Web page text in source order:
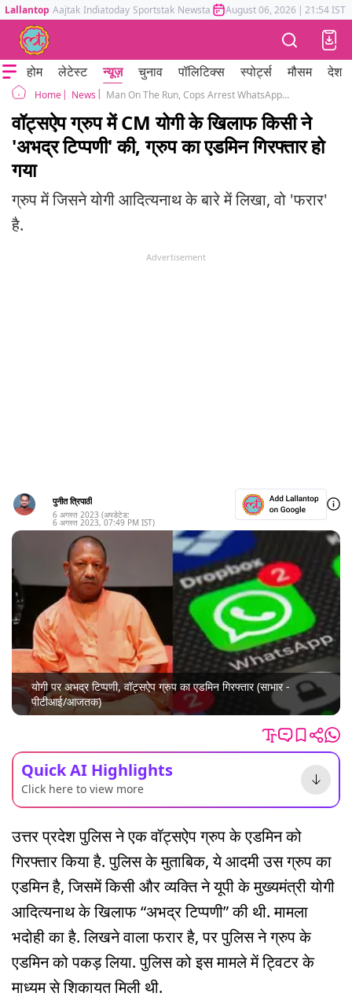
Lallantop Aajtak Indiatoday Sportstak Newstak Mumbai Tak Astrotak
August 06, 2026 | 21:54 IST
होम लेटेस्ट न्यूज़ चुनाव पॉलिटिक्स स्पोर्ट्स मौसम देश
Home News Man On The Run, Cops Arrest WhatsApp Admin For Yogi Adityanath Remark
वॉट्सऐप ग्रुप में CM योगी के खिलाफ किसी ने
'अभद्र टिप्पणी' की, ग्रुप का एडमिन गिरफ्तार हो
गया
ग्रुप में जिसने योगी आदित्यनाथ के बारे में लिखा, वो 'फरार'
है.
Advertisement
पुनीत त्रिपाठी
6 अगस्त 2023 (अपडेटेड:
6 अगस्त 2023, 07:49 PM IST)
योगी पर अभद्र टिप्पणी, वॉट्सऐप ग्रुप का एडमिन गिरफ्तार (साभार -
पीटीआई/आजतक)
Quick AI Highlights
Click here to view more
उत्तर प्रदेश पुलिस ने एक वॉट्सऐप ग्रुप के एडमिन को
गिरफ्तार किया है. पुलिस के मुताबिक, ये आदमी उस ग्रुप का
एडमिन है, जिसमें किसी और व्यक्ति ने यूपी के मुख्यमंत्री योगी
आदित्यनाथ के खिलाफ “अभद्र टिप्पणी” की थी. मामला
भदोही का है. लिखने वाला फरार है, पर पुलिस ने ग्रुप के
एडमिन को पकड़ लिया. पुलिस को इस मामले में ट्विटर के
माध्यम से शिकायत मिली थी.